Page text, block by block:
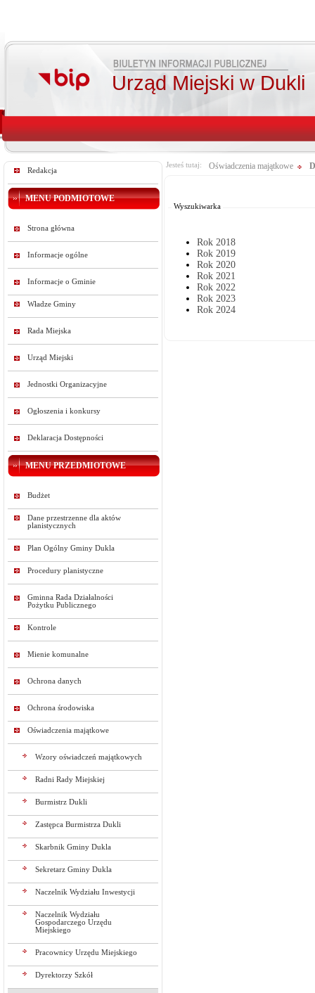
Urząd Miejski w Dukli
Redakcja
MENU PODMIOTOWE
Strona główna
Informacje ogólne
Informacje o Gminie
Władze Gminy
Rada Miejska
Urząd Miejski
Jednostki Organizacyjne
Ogłoszenia i konkursy
Deklaracja Dostępności
MENU PRZEDMIOTOWE
Budżet
Dane przestrzenne dla aktów
planistycznych
Plan Ogólny Gminy Dukla
Procedury planistyczne
Gminna Rada Działalności
Pożytku Publicznego
Kontrole
Mienie komunalne
Ochrona danych
Ochrona środowiska
Oświadczenia majątkowe
Wzory oświadczeń majątkowych
Radni Rady Miejskiej
Burmistrz Dukli
Zastępca Burmistrza Dukli
Skarbnik Gminy Dukla
Sekretarz Gminy Dukla
Naczelnik Wydziału Inwestycji
Naczelnik Wydziału
Gospodarczego Urzędu
Miejskiego
Pracownicy Urzędu Miejskiego
Dyrektorzy Szkół
Jesteś tutaj: Oświadczenia majątkowe
Wyszukiwarka
Rok 2018
Rok 2019
Rok 2020
Rok 2021
Rok 2022
Rok 2023
Rok 2024